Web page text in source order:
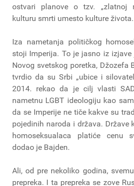
ostvari planove o tzv. „zlatnoj
kulturu smrti umesto kulture života.
Iza nametanja političkog
stoji Imperija. To je jasno iz
Novog svetskog poretka, Džozefa
tvrdio da su Srbi „ubice i
2014. rekao da je cilj vlasti
nametnu LGBT ideologiju kao
da se Imperije ne tiče kakve su
pojedinih naroda i država. Države
homoseksualaca platiće cenu
dodao je Bajden.
Ali, od pre nekoliko godina,
prepreka. I ta prepreka se zove